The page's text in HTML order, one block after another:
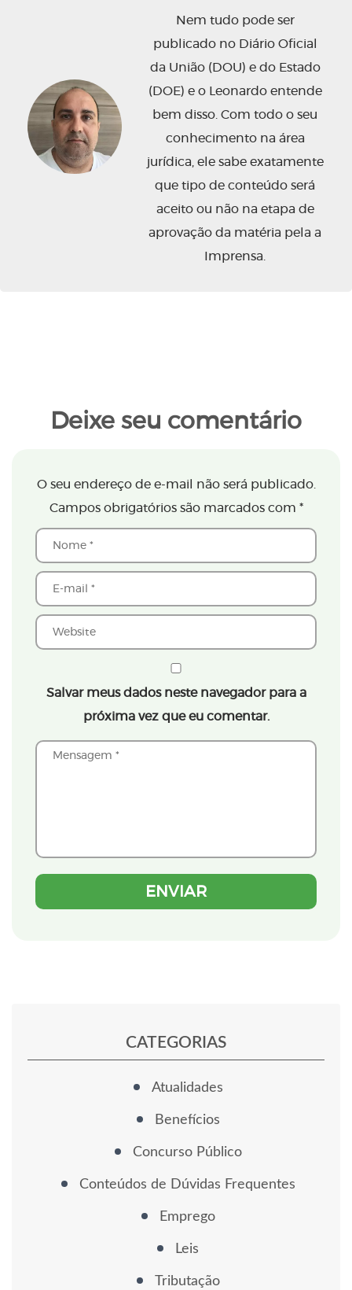
Nem tudo pode ser
publicado no Diário Oficial
da União (DOU) e do Estado
(DOE) e o Leonardo entende
bem disso. Com todo o seu
conhecimento na área
jurídica, ele sabe exatamente
que tipo de conteúdo será
aceito ou não na etapa de
aprovação da matéria pela a
Imprensa.
Deixe seu comentário
O seu endereço de e-mail não será publicado.
Campos obrigatórios são marcados com *
Salvar meus dados neste navegador para a
próxima vez que eu comentar.
CATEGORIAS
Atualidades
Benefícios
Concurso Público
Conteúdos de Dúvidas Frequentes
Emprego
Leis
Tributação